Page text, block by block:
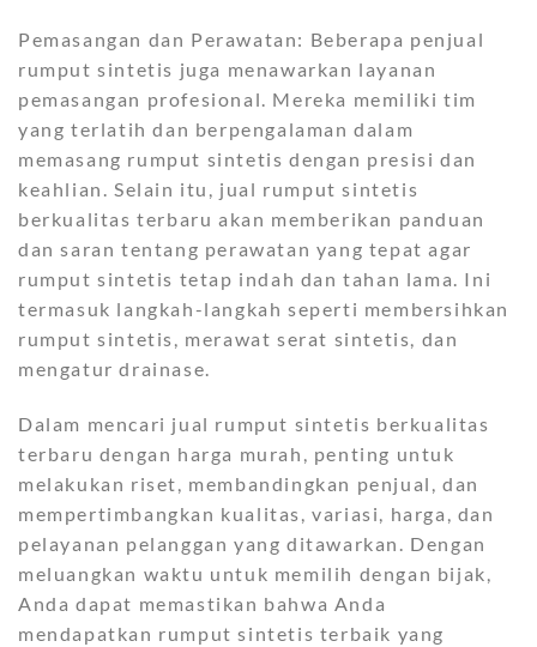
Pemasangan dan Perawatan: Beberapa penjual
rumput sintetis juga menawarkan layanan
pemasangan profesional. Mereka memiliki tim
yang terlatih dan berpengalaman dalam
memasang rumput sintetis dengan presisi dan
keahlian. Selain itu, jual rumput sintetis
berkualitas terbaru akan memberikan panduan
dan saran tentang perawatan yang tepat agar
rumput sintetis tetap indah dan tahan lama. Ini
termasuk langkah-langkah seperti membersihkan
rumput sintetis, merawat serat sintetis, dan
mengatur drainase.
Dalam mencari jual rumput sintetis berkualitas
terbaru dengan harga murah, penting untuk
melakukan riset, membandingkan penjual, dan
mempertimbangkan kualitas, variasi, harga, dan
pelayanan pelanggan yang ditawarkan. Dengan
meluangkan waktu untuk memilih dengan bijak,
Anda dapat memastikan bahwa Anda
mendapatkan rumput sintetis terbaik yang